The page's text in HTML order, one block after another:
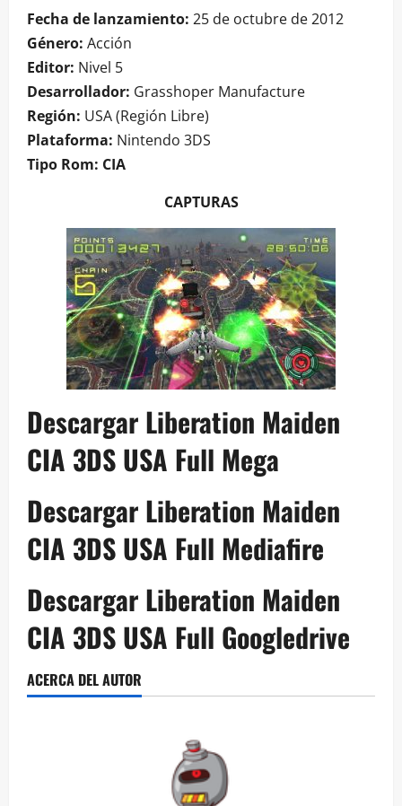
Fecha de lanzamiento: 25 de octubre de 2012
Género: Acción
Editor: Nivel 5
Desarrollador: Grasshoper Manufacture
Región: USA (Región Libre)
Plataforma: Nintendo 3DS
Tipo Rom: CIA
CAPTURAS
Descargar Liberation Maiden
CIA 3DS USA Full Mega
Descargar Liberation Maiden
CIA 3DS USA Full Mediafire
Descargar Liberation Maiden
CIA 3DS USA Full Googledrive
ACERCA DEL AUTOR